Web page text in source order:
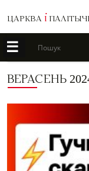
ЦАРКВА І
☰ Пошук
ВЕРАСЕНЬ